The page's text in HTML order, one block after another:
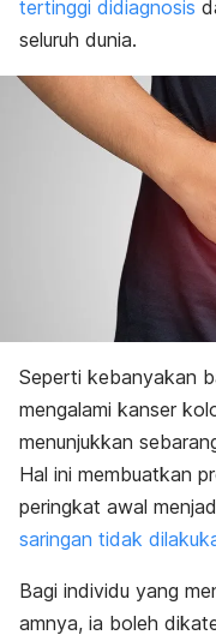
tertinggi didiagnosis
seluruh dunia.
Seperti kebanyakan
mengalami kanser
menunjukkan
Hal ini membuatkan
peringkat awal
saringan tidak
Bagi individu yang
amnya, ia boleh